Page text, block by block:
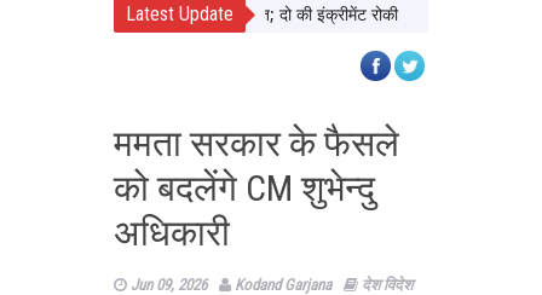
Latest Update
में दिखाई सख्ती, 3 अधिकारी निलंबित; दो की इंक्रीमेंट रोकी पंजाब चुनाव से पहले
ममता सरकार के फैसले
को बदलेंगे CM शुभेन्दु
अधिकारी
Jun 09, 2026 Kodand Garjana
देश विदेश